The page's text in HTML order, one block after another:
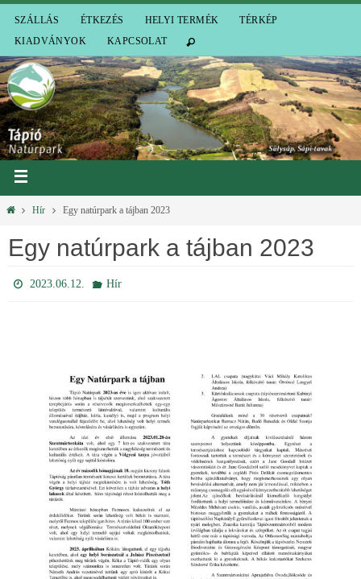
SZÁLLÁS ÉTKEZÉS HELYI TERMÉK
TÉRKÉP
KIADVÁNYOK
KAPCSOLAT
Hír Egy natúrpark a tájban 2023
Egy natúrpark a tájban 2023
2023.06.12. Hír